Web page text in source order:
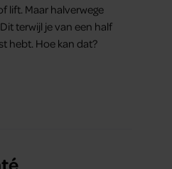
lift. Maar halverwege
terwijl je van een half
hebt. Hoe kan dat?